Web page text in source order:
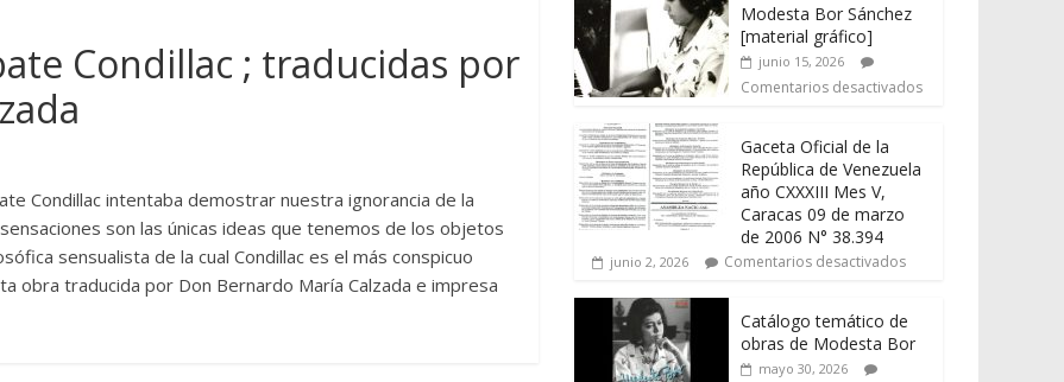
Condillac ; traducidas por
Condillac intentaba demostrar nuestra ignorancia de la
son las únicas ideas que tenemos de los objetos
sensualista de la cual Condillac es el más conspicuo
obra traducida por Don Bernardo María Calzada e impresa
Modesta Bor Sánchez
[material gráfico]
junio 15, 2026
Comentarios desactivados
Gaceta Oficial de la
República de Venezuela
año CXXXIII Mes V,
Caracas 09 de marzo
de 2006 N° 38.394
junio 2, 2026 Comentarios desactivados
Catálogo temático de
obras de Modesta Bor
mayo 30, 2026